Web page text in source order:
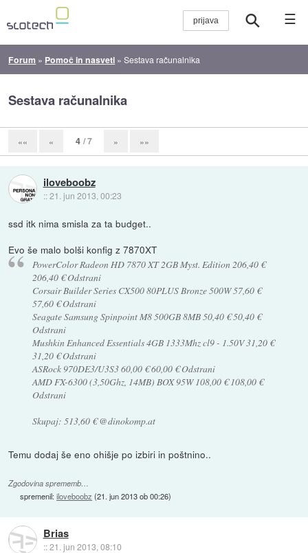
☰
Forum » Pomoč in nasveti »Sestava računalnika
Sestava računalnika
«« « 4 / 7 » »»
iloveboobz
::21. jun 2013, 00:23
ssd itk nima smisla za ta budget..
Evo še malo bolši konfig z 7870XT
PowerColor Radeon HD 7870 XT 2GB Myst. Edition 206,40 €
206,40 € Odstrani
Corsair Builder Series CX500 80PLUS Bronze 500W 57,60 €
57,60 € Odstrani
Seagate Samsung Spinpoint M8 500GB 8MB 50,40 € 50,40 €
Odstrani
Mushkin Enhanced Essentials 4GB 1333Mhz cl9 - 1.50V 31,20 €
31,20 € Odstrani
ASRock 970DE3/U3S3 60,00 € 60,00 € Odstrani
AMD FX-6300 (3,50Ghz, 14MB) BOX 95W 108,00 € 108,00 €
Odstrani
Skupaj: 513,60 € @dinokomp.at
Temu dodaj še eno ohišje po izbiri in poštnino..
Zgodovina sprememb…
spremenil:iloveboobz (21. jun 2013 ob 00:26)
Brias
::21. jun 2013, 08:10